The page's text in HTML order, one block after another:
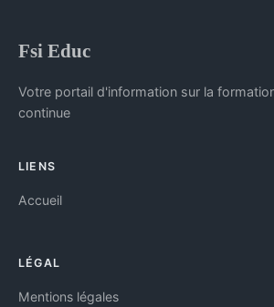
Fsi Educ
Votre portail d'information sur la
continue
LIENS
Accueil
LÉGAL
Mentions légales